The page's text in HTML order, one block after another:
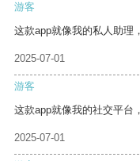
游客
这款app就像我的私人助理
2025-07-01
游客
这款app就像我的社交平台
2025-07-01